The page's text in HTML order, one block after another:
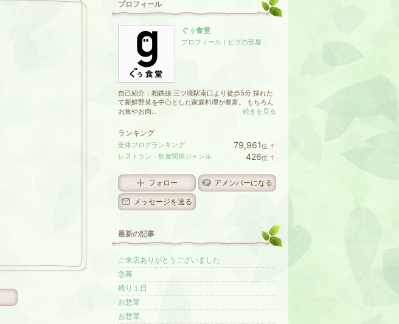
プロフィール
ぐぅ食堂
プロフィール ｜ ピグの部屋
自己紹介：相鉄線 三ツ境駅南口より徒歩5分 採れた
て新鮮野菜を中心とした家庭料理が豊富。 もちろん
お魚やお肉...
続きを見る
ランキング
全体ブログランキング 79,961位 ↑
ン
レストラン・飲食関係ジャンル 426位 ↑
キ
ン
フォロー アメンバーになる
メッセージを送る
最新の記事
ご来店ありがとうございました
急募
残り１日
お惣菜
お惣菜